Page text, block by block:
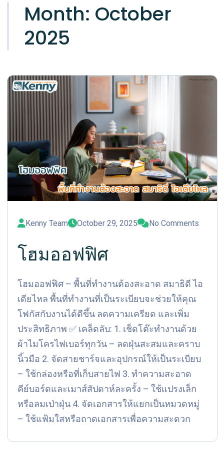
Month: October
2025
Kenny Team October 29, 2025 No Comments
โฮมออฟฟิศ
โฮมออฟฟิศ – พื้นที่ทำงานต้องสะอาด สมาธิดี ไอ
เดียไหล พื้นที่ทำงานที่เป็นระเบียบจะช่วยให้คุณ
โฟกัสกับงานได้ดีขึ้น ลดความเครียด และเพิ่ม
ประสิทธิภาพ ✅ เคล็ดลับ: 1. เช็ดโต๊ะทำงานด้วย
ผ้าไมโครไฟเบอร์ทุกวัน – ลดฝุ่นสะสมและคราบ
นิ้วมือ 2. จัดสายชาร์จและอุปกรณ์ให้เป็นระเบียบ
– ใช้กล่องหรือที่เก็บสายไฟ 3. ทำความสะอาด
คีย์บอร์ดและเมาส์สัปดาห์ละครั้ง – ใช้แปรงเล็ก
หรือลมเป่าฝุ่น 4. จัดเอกสารให้แยกเป็นหมวดหมู่
– ใช้แฟ้มใสหรือถาดเอกสารเพื่อความสะดวก